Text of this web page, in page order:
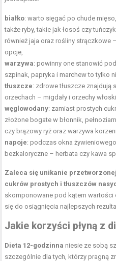
białko: warto sięgać po chude
także ryby, takie jak łosoś czy
również jaja oraz rośliny strączkowe
opcje,
warzywa: powinny one stanowić
szpinak, papryka i marchew to tylko
tłuszcze: zdrowe tłuszcze znajdują
orzechach – migdały i orzechy
węglowodany: zamiast prostych
złożone bogate w błonnik,
czy brązowy ryż oraz warzywa
napoje: podczas okna
bezkaloryczne – herbata czy kawa
Zaleca się unikanie
cukrów prostych i tłuszczów
skomponowane pod kątem wartości
się do osiągnięcia najlepszych
Jakie korzyści płyną z
Dieta 12-godzinna niesie ze sobą
szczególnie dla tych, którzy pragną